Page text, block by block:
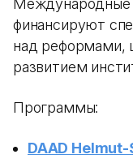
Международные
финансируют
над реформами,
развитием
Программы:
DAAD